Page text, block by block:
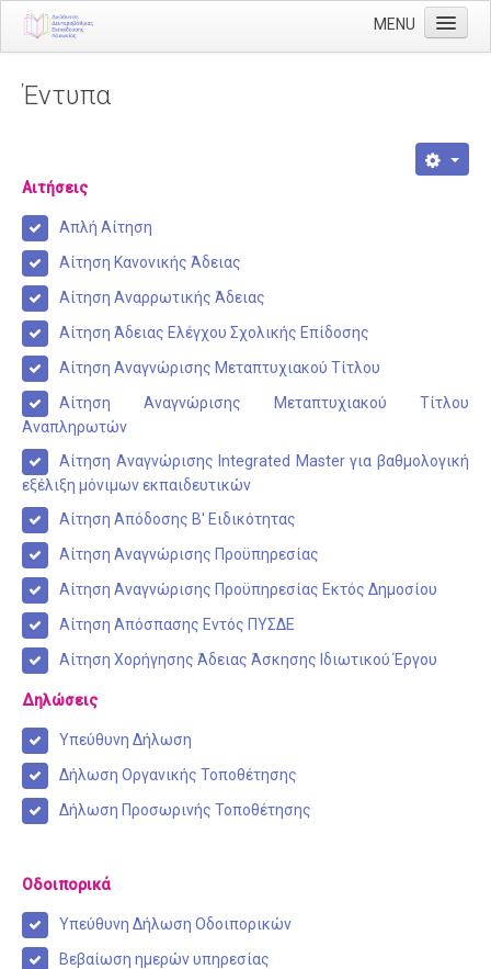
MENU
Διάρθρωση
Τμήμα Α' Διοικητικού
Τμήμα Β' Οικονομικού
Τμήμα Γ' Προσωπικού
Τμήμα Δ' Πληροφορικής & Νέων Τεχνολογιών
Τμήμα Ε' Εκπαιδευτικών Θεμάτων
ΠΥΣΔΕ
ΠΥΣΔΕ Επιλογής
Σχολεία
Κατανομή
Επαγγελματικά Λύκεια
Δράσεις
Εκδρομές
Πληροφορίες
Ωρολόγια Προγράμματα
Εκπαιδευτικοί
Μεταθέσεις
Έντυπα
Αιτήσεις
Απλή Αίτηση
Αίτηση Κανονικής Άδειας
Αίτηση Αναρρωτικής Άδειας
Αίτηση Άδειας Ελέγχου Σχολικής Επίδοσης
Αίτηση Αναγνώρισης Μεταπτυχιακού Τίτλου
Αίτηση Αναγνώρισης Μεταπτυχιακού Τίτλου
Αναπληρωτών
Αίτηση Αναγνώρισης Ιntegrated Master για βαθμολογική
εξέλιξη μόνιμων εκπαιδευτικών
Αίτηση Απόδοσης Β' Ειδικότητας
Αίτηση Αναγνώρισης Προϋπηρεσίας
Αίτηση Αναγνώρισης Προϋπηρεσίας Εκτός Δημοσίου
Αίτηση Απόσπασης Εντός ΠΥΣΔΕ
Αίτηση Χορήγησης Άδειας Άσκησης Ιδιωτικού Έργου
Δηλώσεις
Υπεύθυνη Δήλωση
Δήλωση Οργανικής Τοποθέτησης
Δήλωση Προσωρινής Τοποθέτησης
Οδοιπορικά
Υπεύθυνη Δήλωση Οδοιπορικών
Βεβαίωση ημερών υπηρεσίας